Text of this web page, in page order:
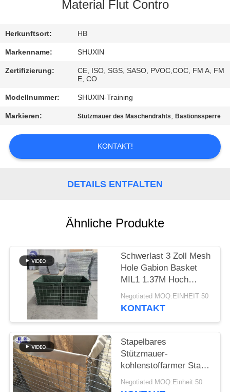
UNS
NACHRICHTEN
BITTE UM
EIN
ANGEBOT
Material Flut Contro
Herkunftsort: HB
Markenname: SHUXIN
Zertifizierung:
CE, ISO, SGS, SASO, PVOC,COC, FM A, FM
E, CO
Modellnummer: SHUXIN-Training
Markieren: Stützmauer des Maschendrahts,Bastionssperre
KONTAKT!
DETAILS ENTFALTEN
Ähnliche Produkte
Schwerlast 3 Zoll Mesh
Hole Gabion Basket
MIL1 1.37M Hoch
Hesco Barriere
geschweißte Gabion
Negotiated MOQ:EINHEIT 50
KONTAKT
Stapelbares
Stützmauer-
kohlenstoffarmer Stahl-
Eisen-Draht-Material
Flut Contro
Negotiated MOQ:Einheit 50